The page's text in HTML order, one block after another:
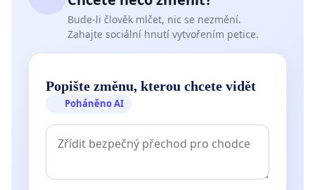
Bude-li člověk mlčet, nic se nezmění.
Zahajte sociální hnutí vytvořením petice.
Popište změnu, kterou chcete vidět
Poháněno AI